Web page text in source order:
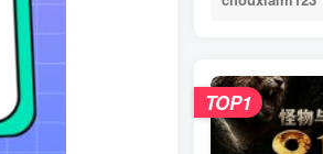
TOP1